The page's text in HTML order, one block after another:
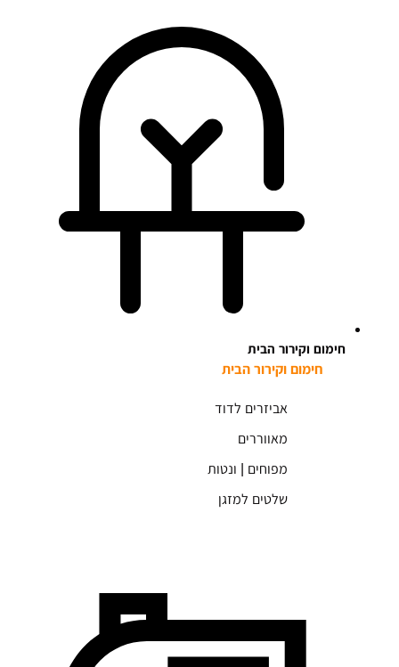
חימום וקירור הבית
חימום וקירור הבית
אביזרים לדוד
מאווררים
מפוחים | ונטות
שלטים למזגן